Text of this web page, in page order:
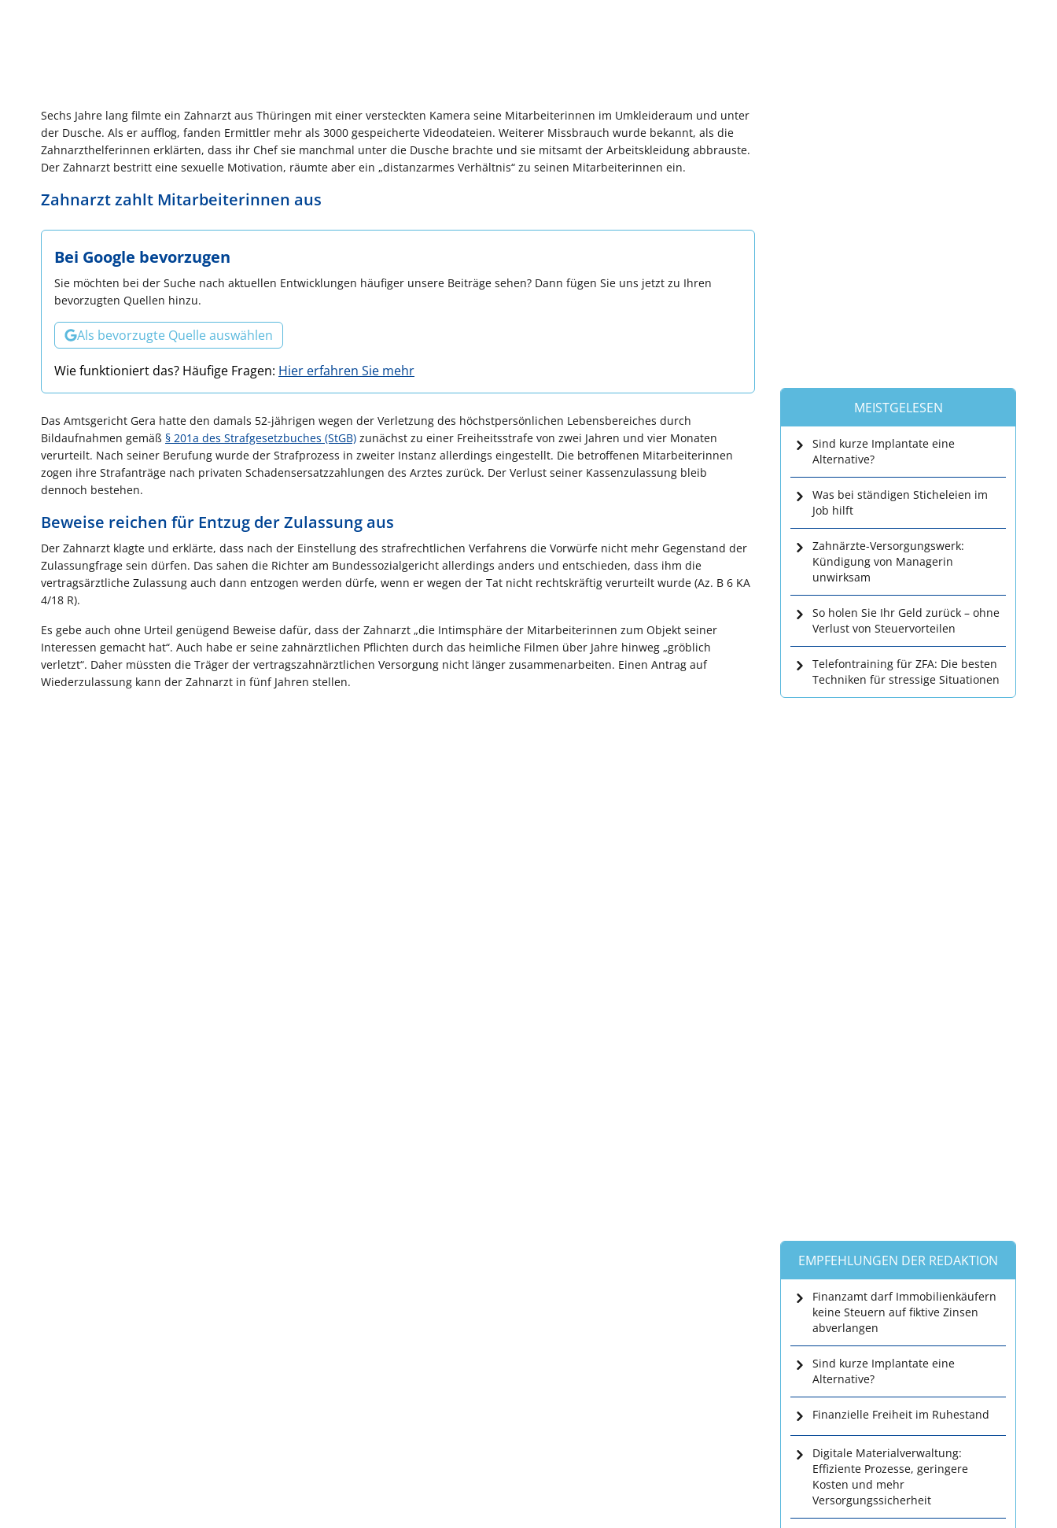
Sechs Jahre lang filmte ein Zahnarzt aus Thüringen mit einer versteckten Kamera seine Mitarbeiterinnen im Umkleideraum und unter
der Dusche. Als er aufflog, fanden Ermittler mehr als 3000 gespeicherte Videodateien. Weiterer Missbrauch wurde bekannt, als die
Zahnarzthelferinnen erklärten, dass ihr Chef sie manchmal unter die Dusche brachte und sie mitsamt der Arbeitskleidung abbrauste.
Der Zahnarzt bestritt eine sexuelle Motivation, räumte aber ein „distanzarmes Verhältnis“ zu seinen Mitarbeiterinnen ein.
Zahnarzt zahlt Mitarbeiterinnen aus
Bei Google bevorzugen
Sie möchten bei der Suche nach aktuellen Entwicklungen häufiger unsere Beiträge sehen? Dann fügen Sie uns jetzt zu Ihren
bevorzugten Quellen hinzu.
Als bevorzugte Quelle auswählen
Wie funktioniert das? Häufige Fragen: Hier erfahren Sie mehr
Das Amtsgericht Gera hatte den damals 52-jährigen wegen der Verletzung des höchstpersönlichen Lebensbereiches durch
Bildaufnahmen gemäß § 201a des Strafgesetzbuches (StGB) zunächst zu einer Freiheitsstrafe von zwei Jahren und vier Monaten
verurteilt. Nach seiner Berufung wurde der Strafprozess in zweiter Instanz allerdings eingestellt. Die betroffenen Mitarbeiterinnen
zogen ihre Strafanträge nach privaten Schadensersatzzahlungen des Arztes zurück. Der Verlust seiner Kassenzulassung bleib
dennoch bestehen.
Beweise reichen für Entzug der Zulassung aus
Der Zahnarzt klagte und erklärte, dass nach der Einstellung des strafrechtlichen Verfahrens die Vorwürfe nicht mehr Gegenstand der
Zulassungfrage sein dürfen. Das sahen die Richter am Bundessozialgericht allerdings anders und entschieden, dass ihm die
vertragsärztliche Zulassung auch dann entzogen werden dürfe, wenn er wegen der Tat nicht rechtskräftig verurteilt wurde (Az. B 6 KA
4/18 R).
Es gebe auch ohne Urteil genügend Beweise dafür, dass der Zahnarzt „die Intimsphäre der Mitarbeiterinnen zum Objekt seiner
Interessen gemacht hat“. Auch habe er seine zahnärztlichen Pflichten durch das heimliche Filmen über Jahre hinweg „gröblich
verletzt“. Daher müssten die Träger der vertragszahnärztlichen Versorgung nicht länger zusammenarbeiten. Einen Antrag auf
Wiederzulassung kann der Zahnarzt in fünf Jahren stellen.
MEISTGELESEN
Sind kurze Implantate eine
Alternative?
Was bei ständigen Sticheleien im
Job hilft
Zahnärzte-Versorgungswerk:
Kündigung von Managerin
unwirksam
So holen Sie Ihr Geld zurück – ohne
Verlust von Steuervorteilen
Telefontraining für ZFA: Die besten
Techniken für stressige Situationen
EMPFEHLUNGEN DER REDAKTION
Finanzamt darf Immobilienkäufern
keine Steuern auf fiktive Zinsen
abverlangen
Sind kurze Implantate eine
Alternative?
Finanzielle Freiheit im Ruhestand
Digitale Materialverwaltung:
Effiziente Prozesse, geringere
Kosten und mehr
Versorgungssicherheit